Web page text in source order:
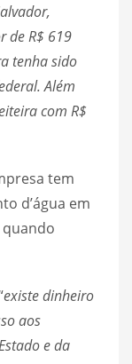
de R$ 619
tenha sido
Além
com R$
tem
d’água em
existe dinheiro
aos
e da